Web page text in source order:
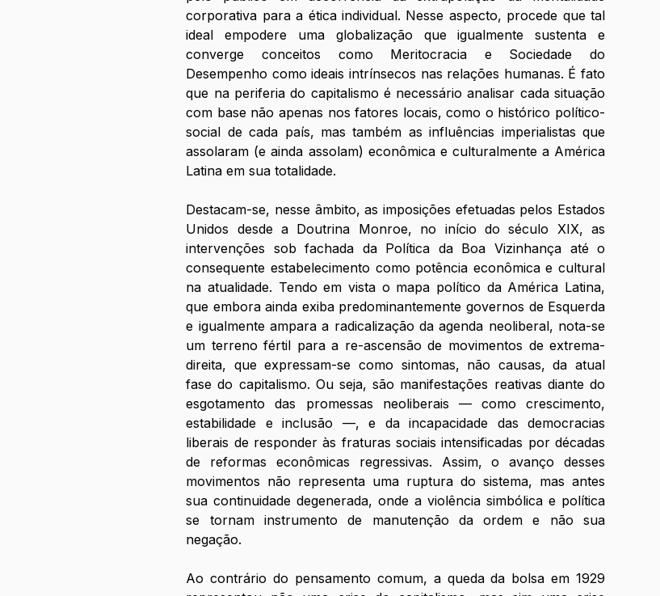
corporativa para a ética individual. Nesse aspecto, procede que tal
ideal empodere uma globalização que igualmente sustenta e
converge conceitos como Meritocracia e Sociedade do
Desempenho como ideais intrínsecos nas relações humanas. É fato
que na periferia do capitalismo é necessário analisar cada situação
com base não apenas nos fatores locais, como o histórico político-
social de cada país, mas também as influências imperialistas que
assolaram (e ainda assolam) econômica e culturalmente a América
Latina em sua totalidade.
ㅤㅤㅤㅤDestacam-se, nesse âmbito, as imposições efetuadas pelos Estados
Unidos desde a Doutrina Monroe, no início do século XIX, as
intervenções sob fachada da Política da Boa Vizinhança até o
consequente estabelecimento como potência econômica e cultural
na atualidade. Tendo em vista o mapa político da América Latina,
que embora ainda exiba predominantemente governos de Esquerda
e igualmente ampara a radicalização da agenda neoliberal, nota-se
um terreno fértil para a re-ascensão de movimentos de extrema-
direita, que expressam-se como sintomas, não causas, da atual
fase do capitalismo. Ou seja, são manifestações reativas diante do
esgotamento das promessas neoliberais — como crescimento,
estabilidade e inclusão —, e da incapacidade das democracias
liberais de responder às fraturas sociais intensificadas por décadas
de reformas econômicas regressivas. Assim, o avanço desses
movimentos não representa uma ruptura do sistema, mas antes
sua continuidade degenerada, onde a violência simbólica e política
se tornam instrumento de manutenção da ordem e não sua
negação.
ㅤㅤㅤㅤAo contrário do pensamento comum, a queda da bolsa em 1929